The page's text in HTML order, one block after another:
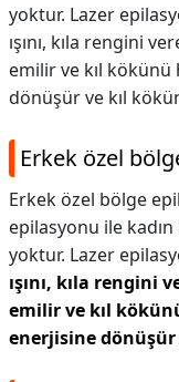
yoktur. Lazer
ışını, kıla rengini
emilir ve kıl kökünü
dönüşür ve kıl
Erkek özel
Erkek özel bölge
epilasyonu ile
yoktur. Lazer
ışını, kıla
emilir ve kıl
enerjisine